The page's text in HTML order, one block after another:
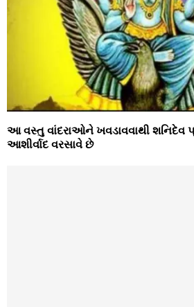
આ વસ્તુ વાંદરાઓને ખવડાવવાથી શનિદેવ
આશીર્વાદ વરસાવે છે